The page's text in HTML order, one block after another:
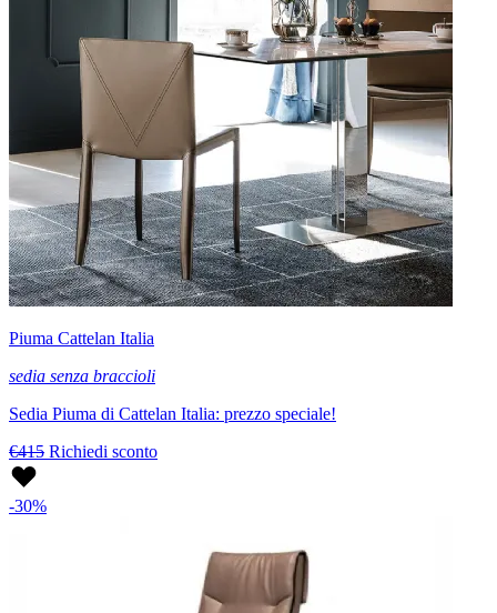
Piuma Cattelan Italia
sedia senza braccioli
Sedia Piuma di Cattelan Italia: prezzo speciale!
€415 Richiedi sconto
-30%